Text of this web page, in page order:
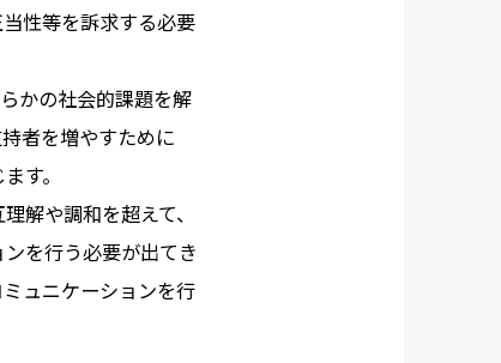
性等を訴求する必要
かの社会的課題を解
者を増やすために
す。
解や調和を超えて、
を行う必要が出てき
ュニケーションを行